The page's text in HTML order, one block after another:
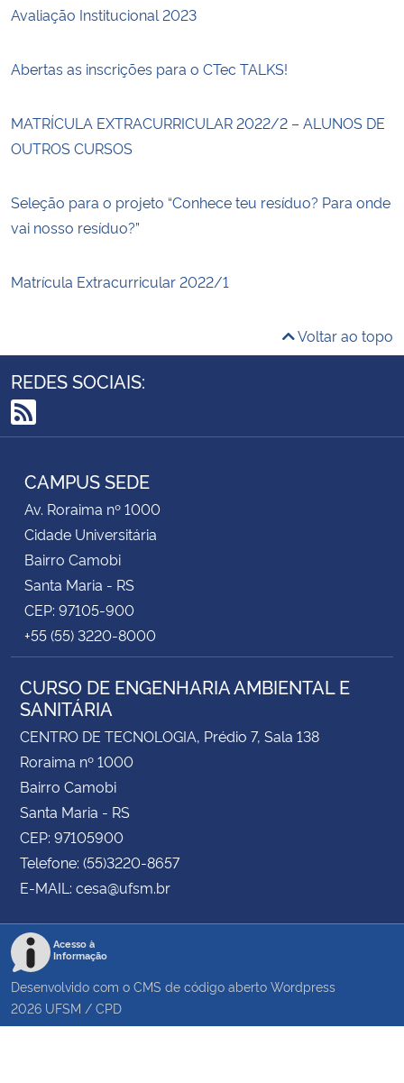
Avaliação Institucional 2023
Abertas as inscrições para o CTec TALKS!
MATRÍCULA EXTRACURRICULAR 2022/2 – ALUNOS DE
OUTROS CURSOS
Seleção para o projeto “Conhece teu resíduo? Para onde
vai nosso resíduo?”
Matrícula Extracurricular 2022/1
Voltar ao topo
REDES SOCIAIS:
RSS
CAMPUS SEDE
Av. Roraima nº 1000
Cidade Universitária
Bairro Camobi
Santa Maria - RS
CEP: 97105-900
+55 (55) 3220-8000
CURSO DE ENGENHARIA AMBIENTAL E
SANITÁRIA
CENTRO DE TECNOLOGIA, Prédio 7, Sala 138
Roraima nº 1000
Bairro Camobi
Santa Maria - RS
CEP: 97105900
Telefone: (55)3220-8657
E-MAIL: cesa@ufsm.br
Acesso à
Informação
Desenvolvido com o CMS de código aberto Wordpress
2026 UFSM / CPD